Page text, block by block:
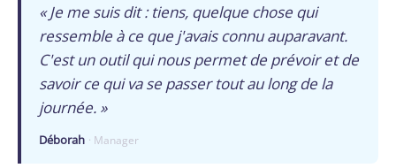
« Je me suis dit : tiens, quelque chose qui
ressemble à ce que j'avais connu auparavant.
C'est un outil qui nous permet de prévoir et de
savoir ce qui va se passer tout au long de la
journée. »
Déborah · Manager